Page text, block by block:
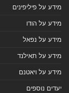
מידע על פיליפינים
מידע על הודו
מידע על נפאל
מידע על תאילנד
מידע על ויאטנם
יעדים נוספים